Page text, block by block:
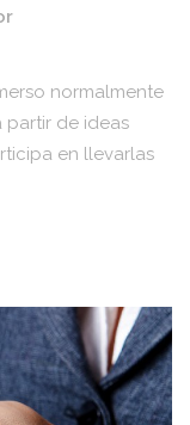
normalmente
partir de ideas
en llevarlas